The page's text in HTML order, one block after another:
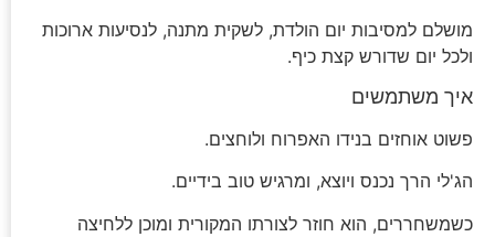
מושלם למסיבות יום הולדת, לשקית מתנה, לנסיעות ארוכות
ולכל יום שדורש קצת כיף.
איך משתמשים
פשוט אוחזים בנידו האפרוח ולוחצים.
הג'לי הרך נכנס ויוצא, ומרגיש טוב בידיים.
כשמשחררים, הוא חוזר לצורתו המקורית ומוכן ללחיצה